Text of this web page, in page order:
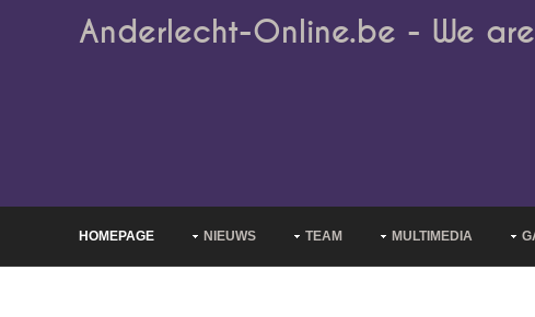
Anderlecht-Online.be - We
HOMEPAGE NIEUWS TEAM MULTIMEDIA